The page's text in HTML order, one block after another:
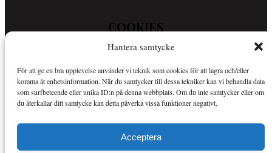
Hantera samtycke
För att ge en bra upplevelse använder vi teknik som cookies för att lagra och/eller
komma åt enhetsinformation. När du samtycker till dessa tekniker kan vi behandla data
som surfbeteende eller unika ID:n på denna webbplats. Om du inte samtycker eller om
du återkallar ditt samtycke kan detta påverka vissa funktioner negativt.
Acceptera
COOKIES
din läsupplevelse.
Så använder vi cookies
OM SPORTKURIREN